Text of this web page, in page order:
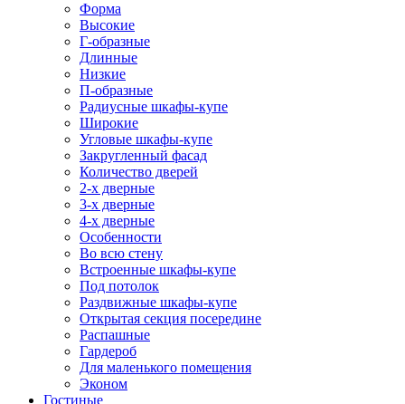
Форма
Высокие
Г-образные
Длинные
Низкие
П-образные
Радиусные шкафы-купе
Широкие
Угловые шкафы-купе
Закругленный фасад
Количество дверей
2-х дверные
3-х дверные
4-х дверные
Особенности
Во всю стену
Встроенные шкафы-купе
Под потолок
Раздвижные шкафы-купе
Открытая секция посередине
Распашные
Гардероб
Для маленького помещения
Эконом
Гостиные